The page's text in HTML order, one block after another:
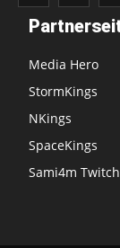
Media Hero
StormKings
NKings
SpaceKings
Sami4m Twitch